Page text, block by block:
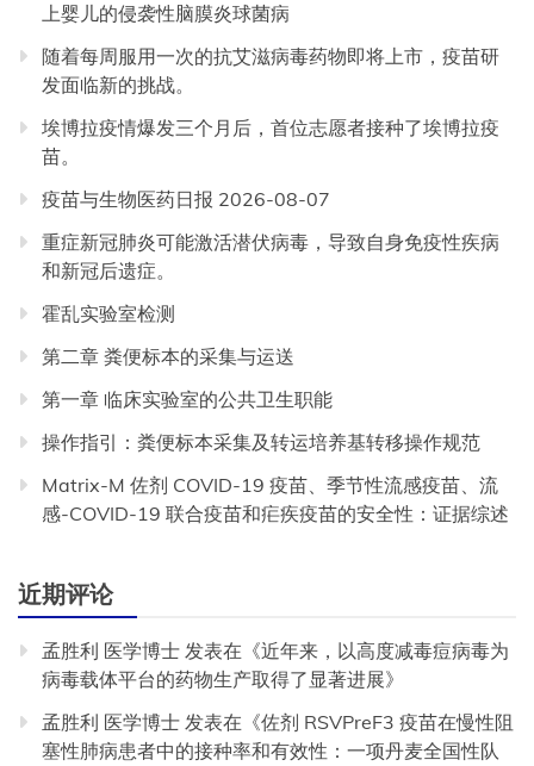
上婴儿的侵袭性脑膜炎球菌病
随着每周服用一次的抗艾滋病毒药物即将上市，疫苗研
发面临新的挑战。
埃博拉疫情爆发三个月后，首位志愿者接种了埃博拉疫
苗。
疫苗与生物医药日报 2026-08-07
重症新冠肺炎可能激活潜伏病毒，导致自身免疫性疾病
和新冠后遗症。
霍乱实验室检测
第二章 粪便标本的采集与运送
第一章 临床实验室的公共卫生职能
操作指引：粪便标本采集及转运培养基转移操作规范
Matrix-M 佐剂 COVID-19 疫苗、季节性流感疫苗、流
感-COVID-19 联合疫苗和疟疾疫苗的安全性：证据综述
近期评论
孟胜利 医学博士 发表在《近年来，以高度减毒痘病毒为
病毒载体平台的药物生产取得了显著进展》
孟胜利 医学博士 发表在《佐剂 RSVPreF3 疫苗在慢性阻
塞性肺病患者中的接种率和有效性：一项丹麦全国性队